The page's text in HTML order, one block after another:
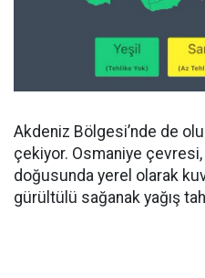
Akdeniz Bölgesi’nde de
çekiyor. Osmaniye çevresi,
doğusunda yerel olarak
gürültülü sağanak yağış